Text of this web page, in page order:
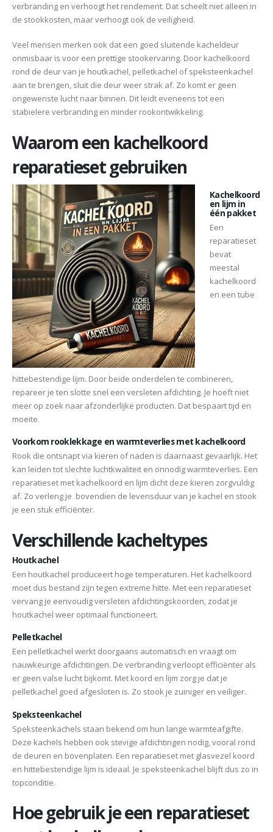
verbranding en verhoogt het rendement. Dat scheelt niet alleen in
de stookkosten, maar verhoogt ook de veiligheid.
Veel mensen merken ook dat een goed sluitende kacheldeur
onmisbaar is voor een prettige stookervaring. Door kachelkoord
rond de deur van je houtkachel, pelletkachel of speksteenkachel
aan te brengen, sluit die deur weer strak af. Zo komt er geen
ongewenste lucht naar binnen. Dit leidt eveneens tot een
stabielere verbranding en minder rookontwikkeling.
Waarom een kachelkoord
reparatieset gebruiken
Kachelkoord
en lijm in
één pakket
Een
reparatieset
bevat
meestal
kachelkoord
en een tube
hittebestendige lijm. Door beide onderdelen te combineren,
repareer je ten slotte snel een versleten afdichting. Je hoeft niet
meer op zoek naar afzonderlijke producten. Dat bespaart tijd en
moeite.
Voorkom rooklekkage en warmteverlies met kachelkoord
Rook die ontsnapt via kieren of naden is daarnaast gevaarlijk. Het
kan leiden tot slechte luchtkwaliteit en onnodig warmteverlies. Een
reparatieset met kachelkoord en lijm dicht deze kieren zorgvuldig
af. Zo verleng je bovendien de levensduur van je kachel en stook
je een stuk efficiënter.
Verschillende kacheltypes
Houtkachel
Een houtkachel produceert hoge temperaturen. Het kachelkoord
moet dus bestand zijn tegen extreme hitte. Met een reparatieset
vervang je eenvoudig versleten afdichtingskoorden, zodat je
houtkachel weer optimaal functioneert.
Pelletkachel
Een pelletkachel werkt doorgaans automatisch en vraagt om
nauwkeurige afdichtingen. De verbranding verloopt efficiënter als
er geen valse lucht bijkomt. Met koord en lijm zorg je dat je
pelletkachel goed afgesloten is. Zo stook je zuiniger en veiliger.
Speksteenkachel
Speksteenkachels staan bekend om hun lange warmteafgifte.
Deze kachels hebben ook stevige afdichtingen nodig, vooral rond
de deuren en bovenplaten. Een reparatieset met glasvezel koord
en hittebestendige lijm is ideaal. Je speksteenkachel blijft dus zo in
topconditie.
Hoe gebruik je een reparatieset